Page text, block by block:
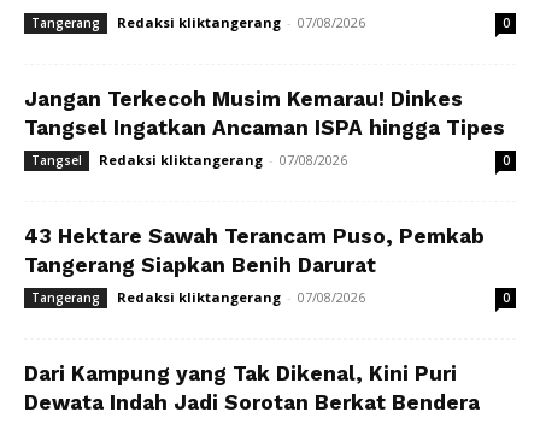
Tangerang Redaksi kliktangerang - 07/08/2026 0
Jangan Terkecoh Musim Kemarau! Dinkes
Tangsel Ingatkan Ancaman ISPA hingga Tipes
Tangsel Redaksi kliktangerang - 07/08/2026 0
43 Hektare Sawah Terancam Puso, Pemkab
Tangerang Siapkan Benih Darurat
Tangerang Redaksi kliktangerang - 07/08/2026 0
Dari Kampung yang Tak Dikenal, Kini Puri
Dewata Indah Jadi Sorotan Berkat Bendera